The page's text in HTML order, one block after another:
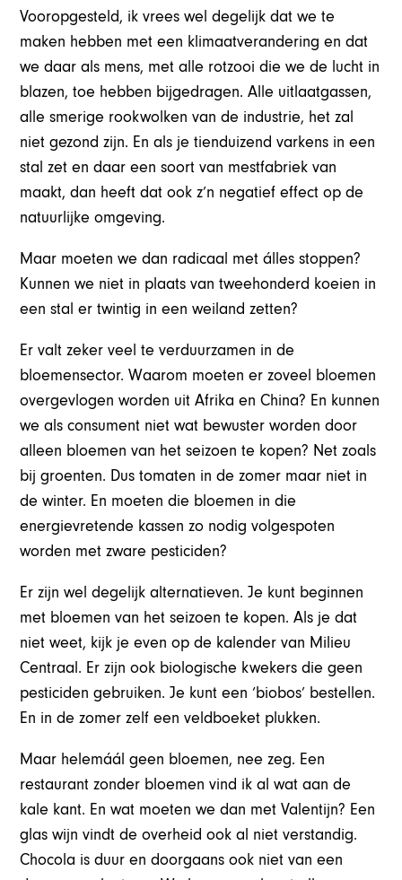
Vooropgesteld, ik vrees wel degelijk dat we te
maken hebben met een klimaatverandering en dat
we daar als mens, met alle rotzooi die we de lucht in
blazen, toe hebben bijgedragen. Alle uitlaatgassen,
alle smerige rookwolken van de industrie, het zal
niet gezond zijn. En als je tienduizend varkens in een
stal zet en daar een soort van mestfabriek van
maakt, dan heeft dat ook z’n negatief effect op de
natuurlijke omgeving.
Maar moeten we dan radicaal met álles stoppen?
Kunnen we niet in plaats van tweehonderd koeien in
een stal er twintig in een weiland zetten?
Er valt zeker veel te verduurzamen in de
bloemensector. Waarom moeten er zoveel bloemen
overgevlogen worden uit Afrika en China? En kunnen
we als consument niet wat bewuster worden door
alleen bloemen van het seizoen te kopen? Net zoals
bij groenten. Dus tomaten in de zomer maar niet in
de winter. En moeten die bloemen in die
energievretende kassen zo nodig volgespoten
worden met zware pesticiden?
Er zijn wel degelijk alternatieven. Je kunt beginnen
met bloemen van het seizoen te kopen. Als je dat
niet weet, kijk je even op de kalender van Milieu
Centraal. Er zijn ook biologische kwekers die geen
pesticiden gebruiken. Je kunt een ‘biobos’ bestellen.
En in de zomer zelf een veldboeket plukken.
Maar helemáál geen bloemen, nee zeg. Een
restaurant zonder bloemen vind ik al wat aan de
kale kant. En wat moeten we dan met Valentijn? Een
glas wijn vindt de overheid ook al niet verstandig.
Chocola is duur en doorgaans ook niet van een